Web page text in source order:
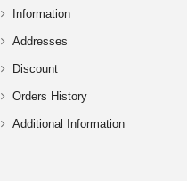
Information
Addresses
Discount
Orders History
Additional Information